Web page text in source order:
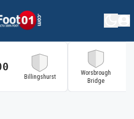
Billingshurst
Worsbrough
Bridge